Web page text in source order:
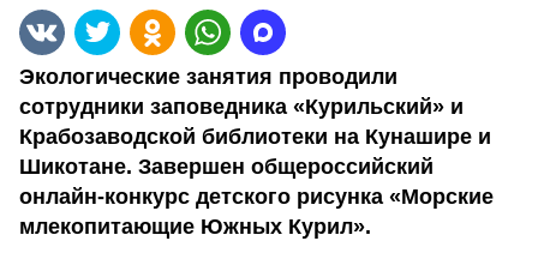
Экологические занятия проводили
сотрудники заповедника «Курильский» и
Крабозаводской библиотеки на Кунашире и
Шикотане. Завершен общероссийский
онлайн-конкурс детского рисунка «Морские
млекопитающие Южных Курил».